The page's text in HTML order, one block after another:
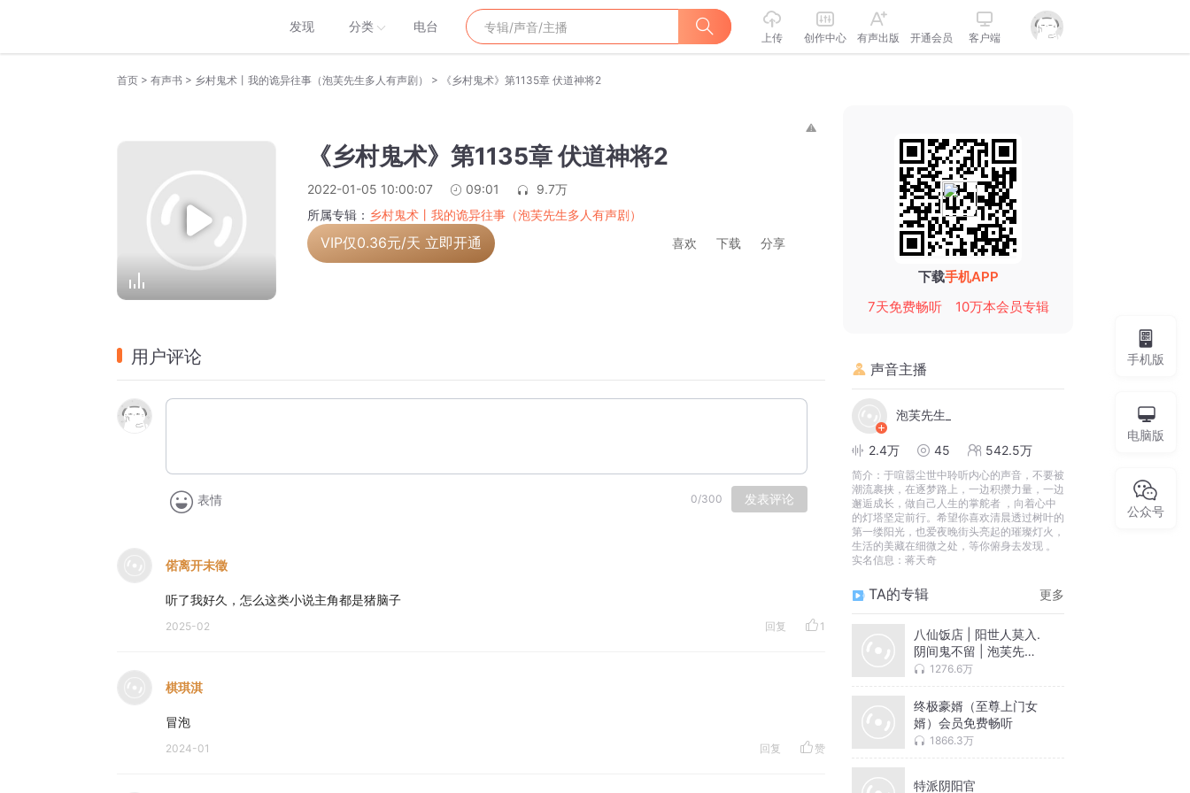
发现 分类 电台
上传 创作中心 有声出版 开通会员 客户端
首页 > 有声书 > 乡村鬼术丨我的诡异往事（泡芙先生多人有声剧） > 《乡村鬼术》第1135章 伏道神将2
《乡村鬼术》第1135章 伏道神将2
2022-01-05 10:00:07 09:01
9.7万
所属专辑： 乡村鬼术丨我的诡异往事（泡芙先生多人有声剧）
VIP仅0.36元/天 立即开通 喜欢 下载 分享
用户评论
表情 0/300 发表评论
偌离开未徵
听了我好久，怎么这类小说主角都是猪脑子
2025-02 回复 1
棋琪淇
冒泡
2024-01 回复 赞
下载手机APP
7天免费畅听
10万本会员专辑
声音主播
泡芙先生_
2.4万 45 542.5万
简介： 于喧嚣尘世中聆听内心的声音，不要被
潮流裹挟，在逐梦路上，一边积攒力量，一边
邂逅成长，做自己人生的掌舵者 ，向着心中
的灯塔坚定前行。希望你喜欢清晨透过树叶的
第一缕阳光，也爱夜晚街头亮起的璀璨灯火，
生活的美藏在细微之处，等你俯身去发现 。
实名信息：蒋天奇
TA的专辑 更多
八仙饭店 | 阳世人莫入.
阴间鬼不留 | 泡芙先生
多人有声剧
1276.6万
终极豪婿（至尊上门女
婿）会员免费畅听
1866.3万
特派阴阳官
手机版
电脑版
公众号